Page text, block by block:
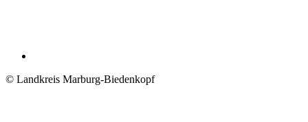
© Landkreis Marburg-Biedenkopf